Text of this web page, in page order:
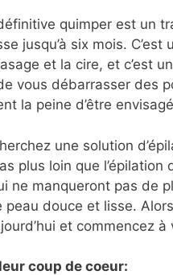
quimper est un
jusqu’à six mois.
et la cire, et c’est
vous débarrasser des
la peine d’être
une solution
plus loin que
ne manqueront pas de
peau douce et lisse.
et commencez
coup de coeur: